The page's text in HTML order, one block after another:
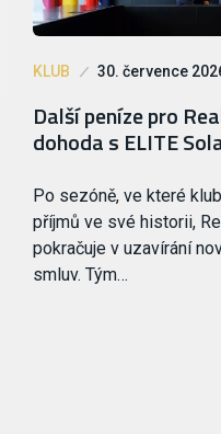
KLUB 30. července
Další peníze pro
dohoda s ELITE
Po sezóně, ve které
příjmů ve své historii,
pokračuje v uzavírání
smluv. Tým…